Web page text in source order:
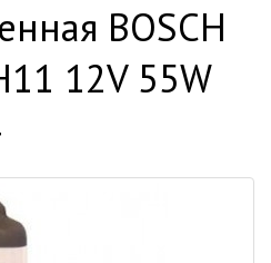
BOSCH
12V 55W